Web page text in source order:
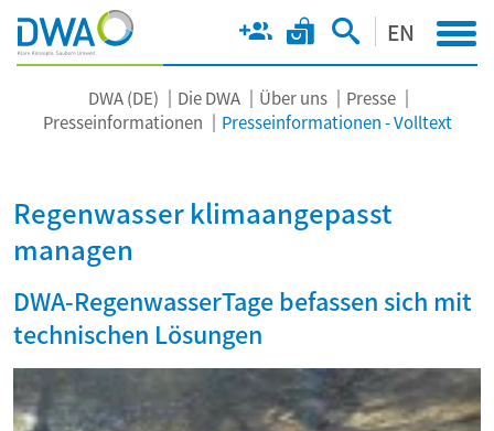
EN
DWA (DE) Die DWA Über uns
Presse
Presseinformationen
Presseinformationen - Volltext
Regenwasser klimaangepasst
managen
DWA-RegenwasserTage befassen sich mit
technischen Lösungen